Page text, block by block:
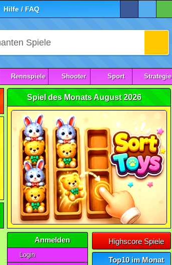
Hilfe / FAQ
Rennspiele Shooter Sport Strategie
Spiel des Monats August 2026
Anmelden
Login
Highscore Spiele
Top10 im Monat